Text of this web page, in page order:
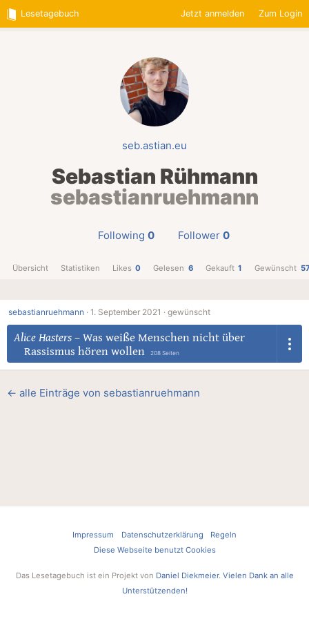
Lesetagebuch Jetzt anmelden Zum Login
seb.astian.eu
Sebastian Rühmann
sebastianruehmann
Following 0 Follower 0
Übersicht Statistiken Likes 0 Gelesen 6 Gekauft 1 Gewünscht
sebastianruehmann · 1. September 2021 · gewünscht
Alice Hasters – Was weiße Menschen nicht über
Rassismus hören wollen
208 Seiten
← alle Einträge von sebastianruehmann
Impressum Datenschutzerklärung
Regeln
Diese Webseite benutzt Cookies
Das Lesetagebuch ist ein Projekt von Daniel Diekmeier. Vielen Dank an alle
Unterstützenden!